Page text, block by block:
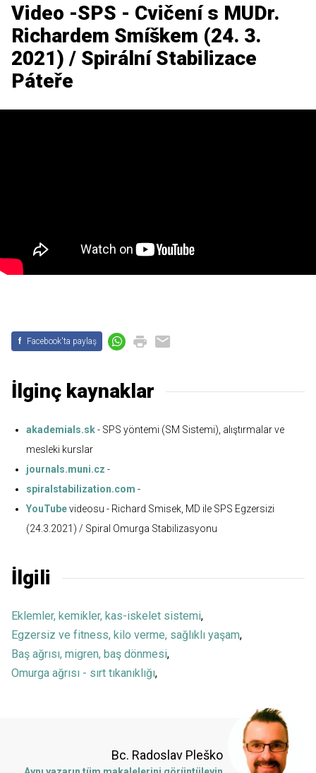
Video -SPS - Cvičení s MUDr.
Richardem Smíškem (24. 3.
2021) / Spirální Stabilizace
Páteře
f Facebook'ta paylaş
İlginç kaynaklar
akademials.sk- SPS yöntemi (SM Sistemi), alıştırmalar ve
mesleki kurslar
journals.muni.cz -
spiralstabilization.com -
YouTubevideosu - Richard Smisek, MD ile SPS Egzersizi
(24.3.2021) / Spiral Omurga Stabilizasyonu
İlgili
Eklemler, kemikler, kas-iskelet sistemi,
Egzersiz ve fitness, kilo verme, sağlıklı yaşam,
Baş ağrısı, migren, baş dönmesi,
Omurga ağrısı - sırt tıkanıklığı,
Bc. Radoslav Pleško